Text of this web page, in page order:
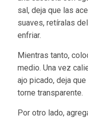
sal, deja que las
suaves, retíralas
enfriar.
Mientras tanto,
medio. Una vez
ajo picado, deja
torne transparente.
Por otro lado,